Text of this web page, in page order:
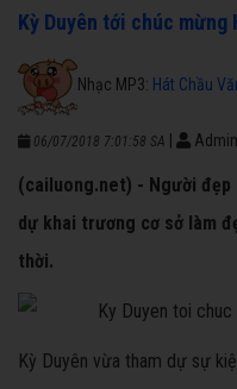
Kỳ Duyên tới chúc mừng
Nhạc MP3: Hát Chầu
06/07/2018 7:01:58 SA Admin
(cailuong.net) - Người đẹp
dự khai trương cơ sở làm
thời.
Kỳ Duyên vừa tham dự sự